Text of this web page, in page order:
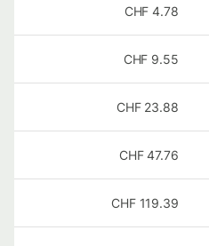
4.78
CHF
9.55
CHF
23.88
CHF
47.76
CHF
119.39
CHF